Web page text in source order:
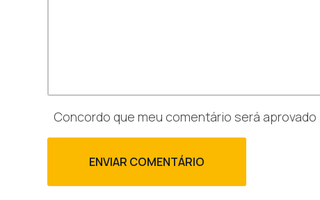
Concordo que meu comentário será aprovado